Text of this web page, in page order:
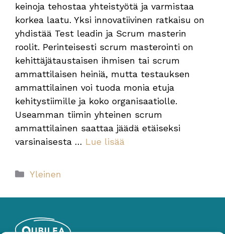
keinoja tehostaa yhteistyötä ja varmistaa
korkea laatu. Yksi innovatiivinen ratkaisu on
yhdistää Test leadin ja Scrum masterin
roolit. Perinteisesti scrum masterointi on
kehittäjätaustaisen ihmisen tai scrum
ammattilaisen heiniä, mutta testauksen
ammattilainen voi tuoda monia etuja
kehitystiimille ja koko organisaatiolle.
Useamman tiimin yhteinen scrum
ammattilainen saattaa jäädä etäiseksi
varsinaisesta … Lue lisää
Kategoriat
Yleinen